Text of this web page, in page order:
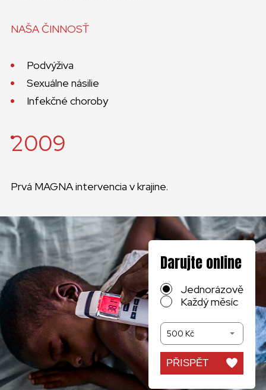
NAŠA ČINNOSŤ
Podvýživa
Sexuálne násilie
Infekčné choroby
2009
Prvá MAGNA intervencia v krajine.
Darujte online
Jednorázově
Každý měsíc
500 Kč
PŘISPĚT